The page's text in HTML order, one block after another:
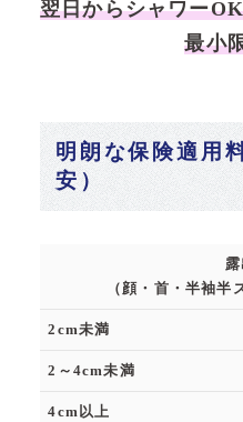
翌日からシャワー
最小
明朗な保険適用
安）
（顔・首・半袖半
2cm未満
2～4cm未満
4cm以上